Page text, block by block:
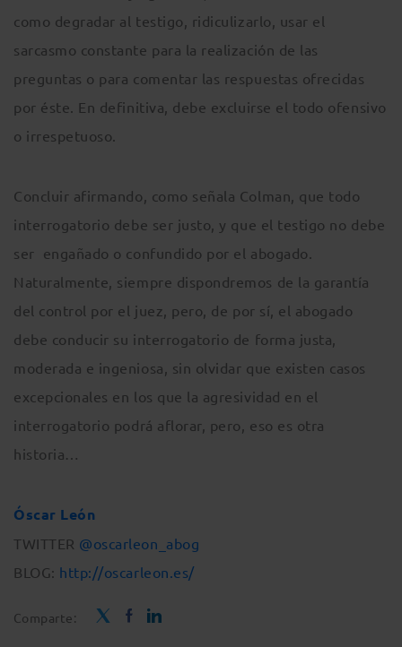
como degradar al testigo, ridiculizarlo, usar el
sarcasmo constante para la realización de las
preguntas o para comentar las respuestas ofrecidas
por éste. En definitiva, debe excluirse el todo ofensivo
o irrespetuoso.
Concluir afirmando, como señala Colman, que todo
interrogatorio debe ser justo, y que el testigo no debe
ser engañado o confundido por el abogado.
Naturalmente, siempre dispondremos de la garantía
del control por el juez, pero, de por sí, el abogado
debe conducir su interrogatorio de forma justa,
moderada e ingeniosa, sin olvidar que existen casos
excepcionales en los que la agresividad en el
interrogatorio podrá aflorar, pero, eso es otra
historia…
Óscar León
TWITTER @oscarleon_abog
BLOG: http://oscarleon.es/
Comparte: